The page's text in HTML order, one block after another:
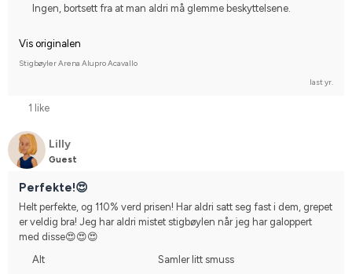
Ingen, bortsett fra at man aldri må glemme beskyttelsene.
Vis originalen
Stigbøyler Arena Alupro Acavallo
last yr.
1 like
Lilly
Guest
Perfekte!😍
Helt perfekte, og 110% verd prisen! Har aldri satt seg fast i dem, grepet
er veldig bra! Jeg har aldri mistet stigbøylen når jeg har galoppert
med disse😍😍😍
Alt
Samler litt smuss